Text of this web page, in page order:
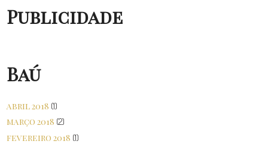
Publicidade
Baú
abril 2018 (1)
março 2018 (2)
fevereiro 2018 (1)